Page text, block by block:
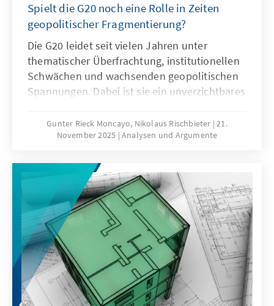
Spielt die G20 noch eine Rolle in Zeiten
geopolitischer Fragmentierung?
Die G20 leidet seit vielen Jahren unter
thematischer Überfrachtung, institutionellen
Schwächen und wachsenden geopolitischen
Spannungen. Dabei ist sie ein unverzichtbares
muss daher ihre Legitimität und Wirksamkeit
zurückgewinnen. Dies kann nur gelingen,
konzentriert, die Troika zu einer mehrjährigen
Planungsinstanz weiterentwickelt, die OECD
als Quasi-Sekretariat institutionell stärkt und
ihre Arbeitsweise stärker auf umsetzbare
Ergebnisse ausrichtet.
Gunter Rieck Moncayo, Nikolaus Rischbieter 21.
November 2025 Analysen und Argumente